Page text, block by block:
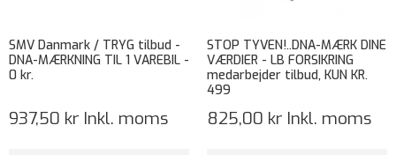
SMV Danmark / TRYG tilbud -
DNA-MÆRKNING TIL 1 VAREBIL -
0 kr.
937,50 kr Inkl. moms
STOP TYVEN!..DNA-MÆRK DINE
VÆRDIER - LB FORSIKRING
medarbejder tilbud, KUN KR.
499
825,00 kr Inkl. moms